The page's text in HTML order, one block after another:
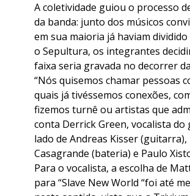
A coletividade guiou o processo
da banda: junto dos músicos
em sua maioria já haviam dividido
o Sepultura, os integrantes
faixa seria gravada no decorrer
“Nós quisemos chamar pessoas
quais já tivéssemos conexões,
fizemos turnê ou artistas que
conta Derrick Green, vocalista do
lado de Andreas Kisser (guitarra),
Casagrande (bateria) e Paulo
Para o vocalista, a escolha de
para “Slave New World “foi até